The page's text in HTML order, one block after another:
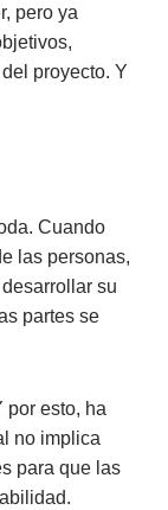
pero ya
proyecto. Y
Cuando
las personas,
su
partes se
por esto, ha
no implica
para que las